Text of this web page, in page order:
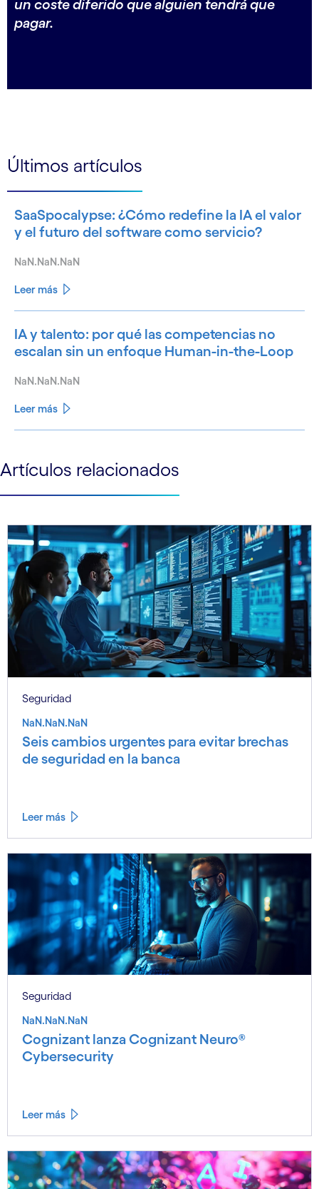
un coste diferido que alguien tendrá que
pagar.
Últimos artículos
SaaSpocalypse: ¿Cómo redefine la IA el valor
y el futuro del software como servicio?
NaN.NaN.NaN
Leer más
IA y talento: por qué las competencias no
escalan sin un enfoque Human-in-the-Loop
NaN.NaN.NaN
Leer más
See more See less
Artículos relacionados
Seguridad
NaN.NaN.NaN
Seis cambios urgentes para evitar brechas
de seguridad en la banca
Leer más
Seguridad
NaN.NaN.NaN
Cognizant lanza Cognizant Neuro®
Cybersecurity
Leer más